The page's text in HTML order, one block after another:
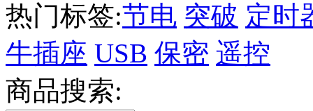
热门标签:节电 突破 定时
牛插座 USB 保密 遥控
商品搜索: